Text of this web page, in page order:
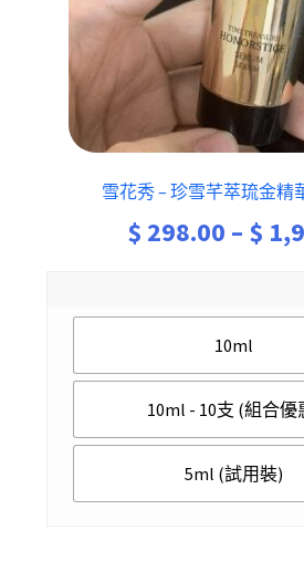
雪花秀 – 珍雪芊萃琉金精
$ 298.00 – $
10ml
10ml - 10支 (組合優
5ml (試用裝)